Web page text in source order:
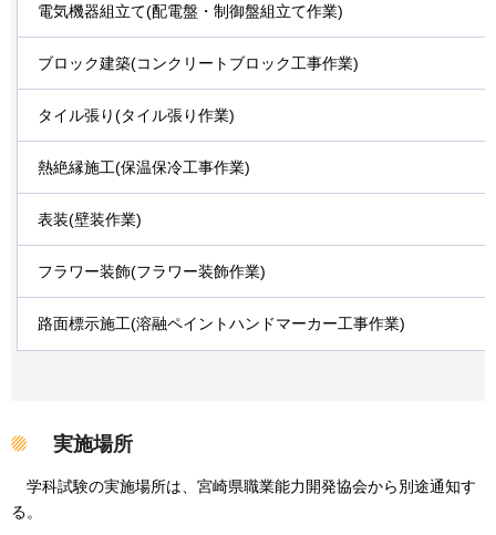
電気機器組立て(配電盤・制御盤組立て作業)
ブロック建築(コンクリートブロック工事作業)
タイル張り(タイル張り作業)
熱絶縁施工(保温保冷工事作業)
表装(壁装作業)
フラワー装飾(フラワー装飾作業)
路面標示施工(溶融ペイントハンドマーカー工事作業)
実施場所
学科試験の実施場所は、宮崎県職業能力開発協会から別途通知す
る。